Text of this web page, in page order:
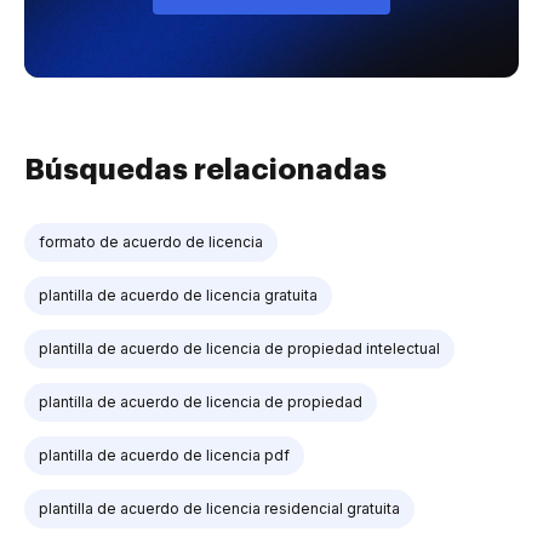
Búsquedas relacionadas
formato de acuerdo de licencia
plantilla de acuerdo de licencia gratuita
plantilla de acuerdo de licencia de propiedad intelectual
plantilla de acuerdo de licencia de propiedad
plantilla de acuerdo de licencia pdf
plantilla de acuerdo de licencia residencial gratuita